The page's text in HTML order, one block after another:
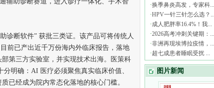
断软件” 获批三类证。该产品可将传统人
前已产出近千万份海内外临床报告，落地
第三方实验室，并实现技术出海。医策科
明确：AI 医疗必须聚焦真实临床价值、
已经成为院内常态化落地的核心门槛。